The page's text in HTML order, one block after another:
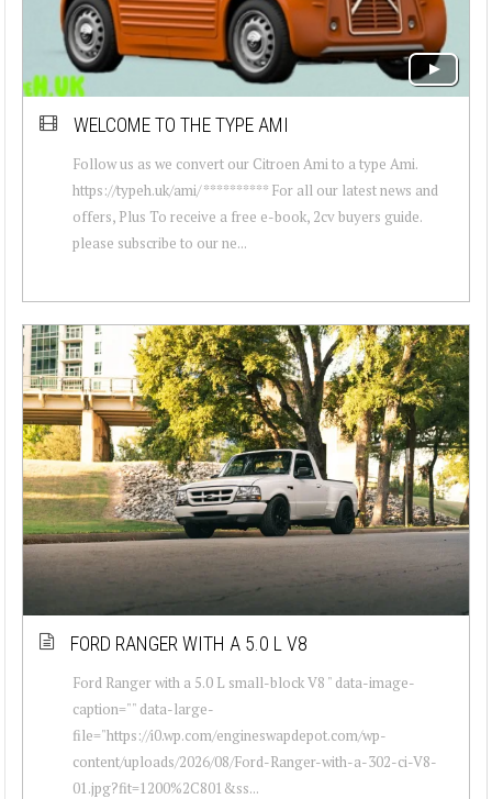
WELCOME TO THE TYPE AMI
Follow us as we convert our Citroen Ami to a type Ami.
https://typeh.uk/ami/ ********** For all our latest news and
offers, Plus To receive a free e-book, 2cv buyers guide.
please subscribe to our ne...
FORD RANGER WITH A 5.0 L V8
Ford Ranger with a 5.0 L small-block V8 " data-image-
caption="" data-large-
file="https://i0.wp.com/engineswapdepot.com/wp-
content/uploads/2026/08/Ford-Ranger-with-a-302-ci-V8-
01.jpg?fit=1200%2C801&ss...